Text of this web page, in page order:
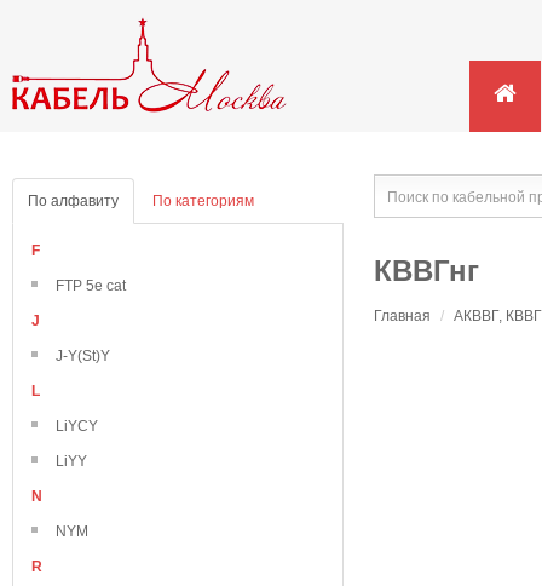
По алфавиту По категориям
F
FTP 5e cat
J
J-Y(St)Y
L
LiYCY
LiYY
N
NYM
R
КВВГнг
Главная / АКВВГ,